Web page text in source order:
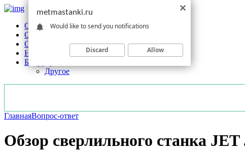
Обзоры станков
Оборудование
Обработка
Новости отрасли
Без рубрики
Другое
ГлавнаяВопрос-ответ
Обзор сверлильного станка
metmastanki.ru
Would like to send you notifications
Discard Allow